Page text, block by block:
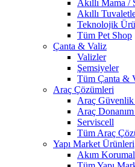
Akıllı Mama /
Akıllı
Teknolojik
Tüm Pet Shop
Çanta & Valiz
Valizler
Şemsiyeler
Tüm Çanta &
Araç Çözümleri
Araç
Araç
Serviscell
Tüm Araç
Yapı Market Ürünleri
Akım